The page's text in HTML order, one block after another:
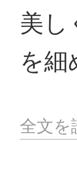
美し
を細
全文